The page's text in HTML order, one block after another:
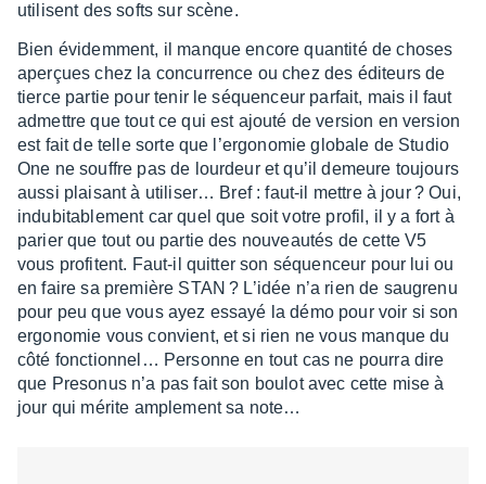
utilisent des softs sur scène.
Bien évidem­ment, il manque encore quan­tité de choses
aperçues chez la concur­rence ou chez des éditeurs de
tierce partie pour tenir le séquen­ceur parfait, mais il faut
admettre que tout ce qui est ajouté de version en version
est fait de telle sorte que l’er­go­no­mie globale de Studio
One ne souffre pas de lour­deur et qu’il demeure toujours
aussi plai­sant à utili­ser… Bref : faut-il mettre à jour ? Oui,
indu­bi­ta­ble­ment car quel que soit votre profil, il y a fort à
parier que tout ou partie des nouveau­tés de cette V5
vous profitent. Faut-il quit­ter son séquen­ceur pour lui ou
en faire sa première STAN ? L’idée n’a rien de saugrenu
pour peu que vous ayez essayé la démo pour voir si son
ergo­no­mie vous convient, et si rien ne vous manque du
côté fonc­tion­nel… Personne en tout cas ne pourra dire
que Preso­nus n’a pas fait son boulot avec cette mise à
jour qui mérite ample­ment sa note…